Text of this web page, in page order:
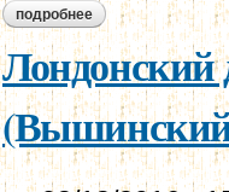
подробнее о лондонский
Лондонский